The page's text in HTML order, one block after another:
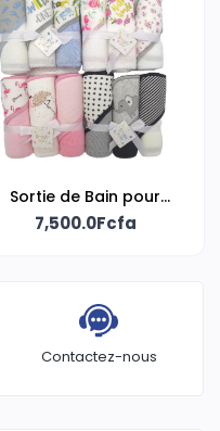
Sortie de Bain pour
bébé
7,500.0Fcfa
Contactez-nous